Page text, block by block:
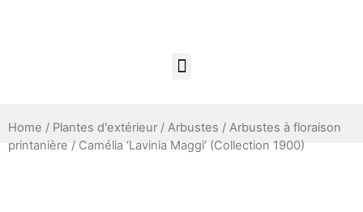
Home / Plantes d'extérieur / Arbustes / Arbustes à floraison
printanière / Camélia ‘Lavinia Maggi’ (Collection 1900)